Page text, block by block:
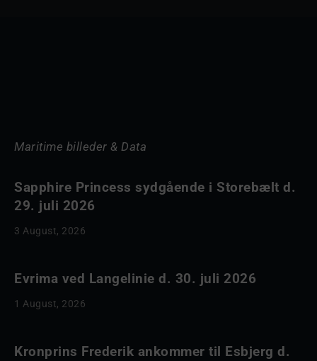
Maritime billeder & Data
Sapphire Princess sydgående i Storebælt d.
29. juli 2026
3 August, 2026
Evrima ved Langelinie d. 30. juli 2026
1 August, 2026
Kronprins Frederik ankommer til Esbjerg d.